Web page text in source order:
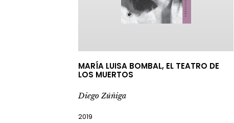
MARÍA LUISA BOMBAL, EL TEATRO DE
LOS MUERTOS
Diego Zúñiga
2019